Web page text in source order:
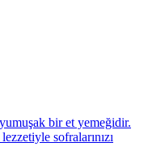
bir et yemeğidir.
sofralarınızı